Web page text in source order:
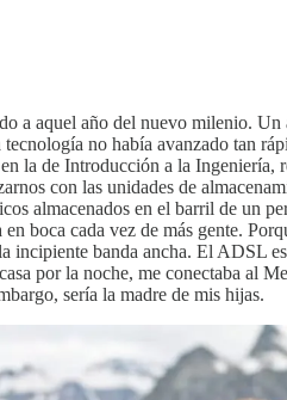
a aquel año del nuevo milenio.
no había avanzado tan
la de Introducción a la
con las unidades de
almacenados en el barril de un
boca cada vez de más gente.
incipiente banda ancha. El ADSL
por la noche, me conectaba al
sería la madre de mis hijas.